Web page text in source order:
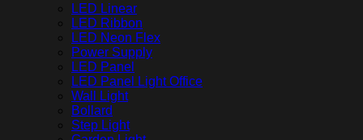
LED Linear
LED Ribbon
LED Neon Flex
Power Supply
LED Panel
LED Panel Light Office
Wall Light
Bollard
Step Light